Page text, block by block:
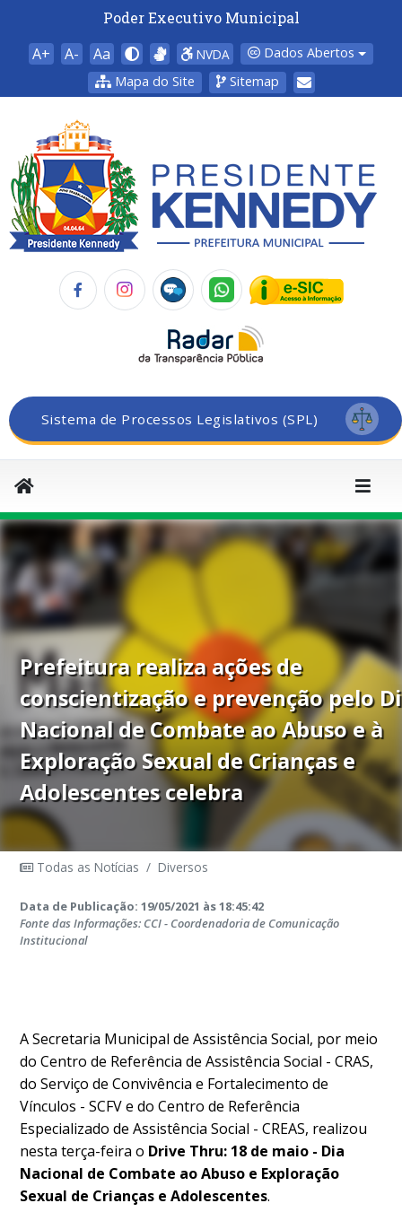
Poder Executivo Municipal
A+ A- Aa NVDA
Dados Abertos
Mapa do Site
Sitemap
Sistema de Processos Legislativos (SPL)
Prefeitura realiza ações de
conscientização e prevenção pelo
Nacional de Combate ao Abuso e à
Exploração Sexual de Crianças e
Adolescentes celebra
Todas as Notícias / Diversos
Data de Publicação: 19/05/2021 às 18:45:42
Fonte das Informações: CCI - Coordenadoria de Comunicação
Institucional
A Secretaria Municipal de Assistência Social, por meio
do Centro de Referência de Assistência Social - CRAS,
do Serviço de Convivência e Fortalecimento de
Vínculos - SCFV e do Centro de Referência
Especializado de Assistência Social - CREAS, realizou
nesta terça-feira o Drive Thru: 18 de maio - Dia
Nacional de Combate ao Abuso e Exploração
Sexual de Crianças e Adolescentes.